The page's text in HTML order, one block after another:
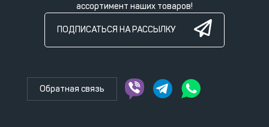
ассортимент наших товаров!
ПОДПИСАТЬСЯ НА РАССЫЛКУ
Обратная связь